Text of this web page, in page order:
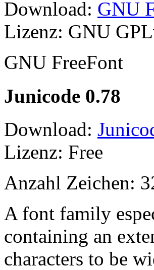
Download: GNU
Lizenz: GNU
GNU FreeFont
Junicode 0.78
Download:
Lizenz: Free
Anzahl Zeichen:
A font family
containing an
characters to be